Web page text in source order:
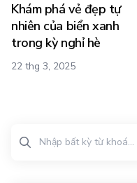
Khám phá vẻ đẹp tự
nhiên của biển xanh
trong kỳ nghỉ hè
22 thg 3, 2025